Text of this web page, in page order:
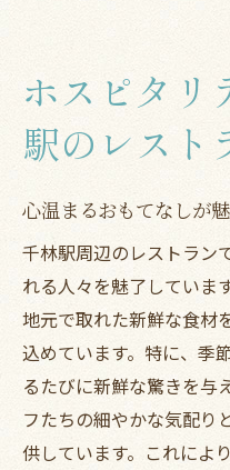
ホスピタリ
駅のレスト
心温まるおもてなしが
千林駅周辺のレストラン
れる人々を魅了していま
地元で取れた新鮮な食材
込めています。特に、季
るたびに新鮮な驚きを与
フたちの細やかな気配り
供しています。これによ